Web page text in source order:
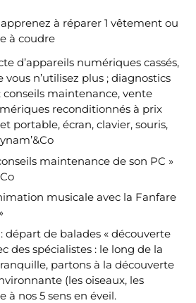
à réparer 1 vêtement ou
à coudre
d’appareils numériques cassés,
n’utilisez plus ; diagnostics
conseils maintenance, vente
reconditionnés à prix
portable, écran, clavier, souris,
maintenance de son PC »
musicale avec la Fanfare
départ de balades « découverte
des spécialistes : le long de la
partons à la découverte
(les oiseaux, les
à nos 5 sens en éveil.